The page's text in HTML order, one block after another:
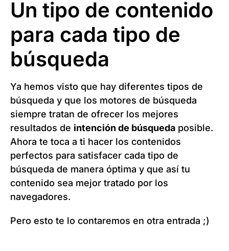
Un tipo de contenido
para cada tipo de
búsqueda
Ya hemos visto que hay diferentes tipos de
búsqueda y que los motores de búsqueda
siempre tratan de ofrecer los mejores
resultados de intención de búsqueda posible.
Ahora te toca a ti hacer los contenidos
perfectos para satisfacer cada tipo de
búsqueda de manera óptima y que así tu
contenido sea mejor tratado por los
navegadores.
Pero esto te lo contaremos en otra entrada ;)